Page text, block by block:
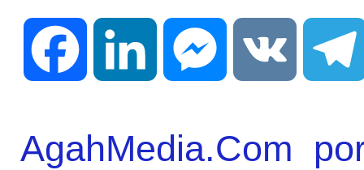
Facebook LinkedIn Messenger VK
AgahMedia.Com